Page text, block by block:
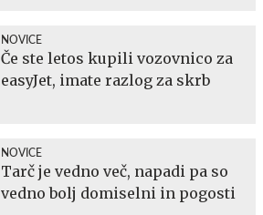
NOVICE
Če ste letos kupili vozovnico za
easyJet, imate razlog za skrb
NOVICE
Tarč je vedno več, napadi pa so
vedno bolj domiselni in pogosti